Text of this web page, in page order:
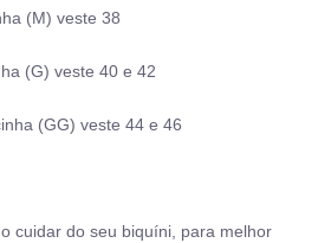
(M) veste 38
(G) veste 40 e 42
(GG) veste 44 e 46
cuidar do seu biquíni, para melhor